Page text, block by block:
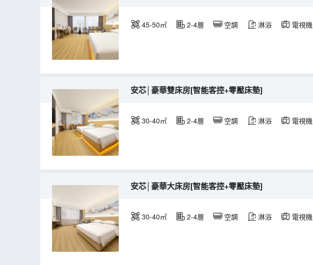
45-50㎡ 2-4層 空調 淋浴 電視機
安芯│豪華雙床房[智能客控+零壓床墊]
30-40㎡ 2-4層 空調 淋浴 電視機
安芯│豪華大床房[智能客控+零壓床墊]
30-40㎡ 2-4層 空調 淋浴 電視機